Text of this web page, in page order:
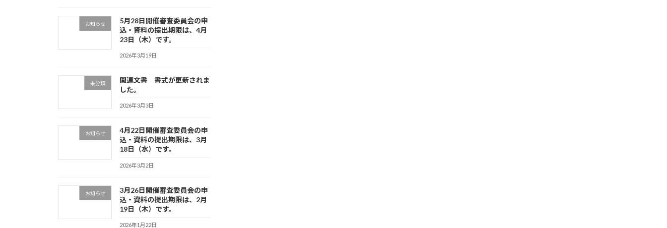
お知らせ
5月28日開催審査委員会の申
込・資料の提出期限は、4月
23日（木）です。
2026年3月19日
未分類
関連文書 書式が更新されま
した。
2026年3月3日
お知らせ
4月22日開催審査委員会の申
込・資料の提出期限は、3月
18日（水）です。
2026年3月2日
お知らせ
3月26日開催審査委員会の申
込・資料の提出期限は、2月
19日（木）です。
2026年1月22日